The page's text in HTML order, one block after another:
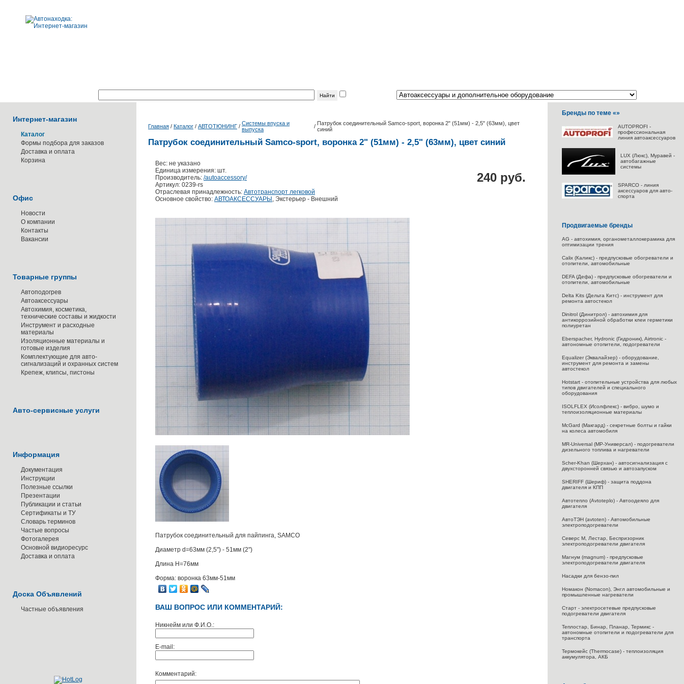
Интернет-магазин
Каталог
Формы подбора для заказов
Доставка и оплата
Корзина
Офис
Новости
О компании
Контакты
Вакансии
Товарные группы
Автоподогрев
Автоаксессуары
Автохимия, косметика,
технические составы и жидкости
Инструмент и расходные
материалы
Изоляционные материалы и
готовые изделия
Комплектующие для авто-
сигнализаций и охранных систем
Крепеж, клипсы, пистоны
Авто-сервисные услуги
Информация
Документация
Инструкции
Полезные ссылки
Презентации
Публикации и статьи
Сертификаты и ТУ
Словарь терминов
Частые вопросы
Фотогалерея
Основной видиоресурс
Доставка и оплата
Доска Объявлений
Частные объявления
Главная / Каталог / АВТОТЮНИНГ / Системы впуска и
выпуска
/ Патрубок соединительный Samco-sport, воронка 2" (51мм) - 2,5" (63мм), цвет
синий
Патрубок соединительный Samco-sport, воронка 2" (51мм) - 2,5" (63мм), цвет синий
Вес: не указано
Единица измерения: шт.
Производитель: /autoaccessory/
Артикул: 0239-rs
Отраслевая принадлежность: Автотранспорт легковой
Основное свойство: АВТОАКСЕССУАРЫ , Экстерьер - Внешний
240 руб.
Патрубок соединительный для пайпинга, SAMCO
Диаметр d=63мм (2,5") - 51мм (2")
Длина H=76мм
Форма: воронка 63мм-51мм
ВАШ ВОПРОС ИЛИ КОММЕНТАРИЙ:
Никнейм или Ф.И.О.:
E-mail:
Комментарий:
Бренды по теме «»
AUTOPROFI -
профессиональная
линия автоаксессуаров
LUX (Люкс), Муравей -
автобагажные
системы
SPARCO - линия
аксессуаров для авто-
спорта
Продвигаемые бренды
AG - автохимия, органометаллокерамика для
оптимизации трения
Calix (Каликс) - предпусковые обогреватели и
отопители, автомобильные
DEFA (Дефа) - предпусковые обогреватели и
отопители, автомобильные
Delta Kits (Дельта Китс) - инструмент для
ремонта автостекол
Dinitrol (Динитрол) - автохимия для
антикоррозийной обработки клеи герметики
полиуретан
Eberspacher, Hydronic (Гидроник), Airtronic -
автономные отопители, подогреватели
Equalizer (Эквалайзер) - оборудование,
инструмент для ремонта и замены
автостекол
Hotstart - отопительные устройства для любых
типов двигателей и специального
оборудования
ISOLFLEX (Исолфлекс) - вибро, шумо и
теплоизоляционные материалы
McGard (Макгард) - секретные болты и гайки
на колеса автомобиля
MR-Universal (МР-Универсал) - подогреватели
дизельного топлива и нагреватели
Scher-Khan (Шерхан) - автосигнализация с
двухсторонней связью и автозапуском
SHERIFF (Шериф) - защита поддона
двигателя и КПП
Автотепло (Avtoteplo) - Автоодеяло для
двигателя
АвтоТЭН (avtoten) - Автомобильные
электроподогреватели
Северс M, Лестар, Беспризорник
электроподогреватели двигателя
Магнум (magnum) - предпусковые
электроподогреватели двигателя
Насадки для бензо-пил
Номакон (Nomacon), Энгл автомобильные и
промышленные нагреватели
Старт - электросетевые предпусковые
подогреватели двигателя
Теплостар, Бинар, Планар, Термикс -
автономные отопители и подогреватели для
транспорта
Термокейс (Thermocase) - теплоизоляция
аккумулятора, АКБ